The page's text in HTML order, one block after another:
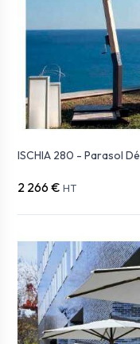
ISCHIA 280 - Parasol
2 266 € HT